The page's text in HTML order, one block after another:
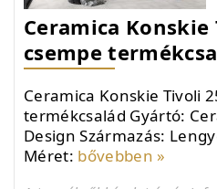
Ceramica
csempe
Ceramica Konskie Tivoli
termékcsalád Gyártó:
Design Származás:
Méret: bővebben »